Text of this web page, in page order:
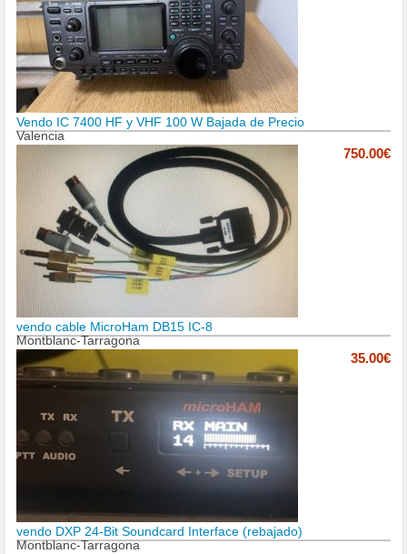
Vendo IC 7400 HF y VHF 100 W Bajada de Precio
Valencia
750.00€
vendo cable MicroHam DB15 IC-8
Montblanc-Tarragona
35.00€
vendo DXP 24-Bit Soundcard Interface (rebajado)
Montblanc-Tarragona